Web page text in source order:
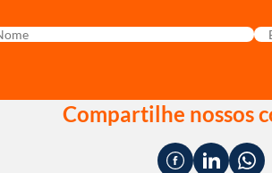
Compartilhe nossos